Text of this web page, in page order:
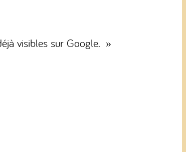
visibles sur Google. »